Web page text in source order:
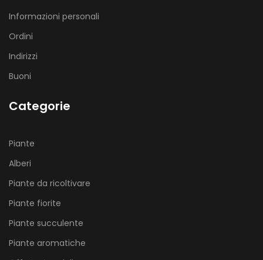
Informazioni personali
Ordini
Indirizzi
Buoni
Categorie
Piante
Alberi
Piante da ricoltivare
Piante fiorite
Piante succulente
Piante aromatiche